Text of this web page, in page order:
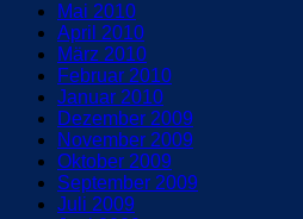
Mai 2010
April 2010
März 2010
Februar 2010
Januar 2010
Dezember 2009
November 2009
Oktober 2009
September 2009
Juli 2009